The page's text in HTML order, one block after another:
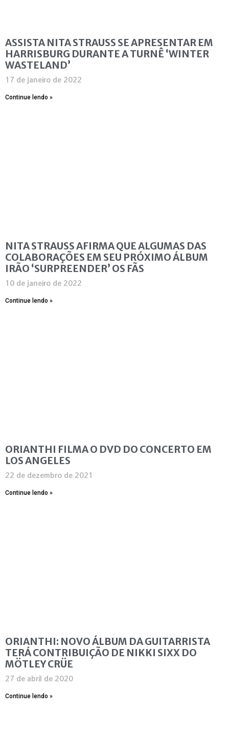
ASSISTA NITA STRAUSS SE APRESENTAR EM
HARRISBURG DURANTE A TURNÊ ‘WINTER
WASTELAND’
17 de janeiro de 2022
Continue lendo »
NITA STRAUSS AFIRMA QUE ALGUMAS DAS
COLABORAÇÕES EM SEU PRÓXIMO ÁLBUM
IRÃO ‘SURPREENDER’ OS FÃS
10 de janeiro de 2022
Continue lendo »
ORIANTHI FILMA O DVD DO CONCERTO EM
LOS ANGELES
22 de dezembro de 2021
Continue lendo »
ORIANTHI: NOVO ÁLBUM DA GUITARRISTA
TERÁ CONTRIBUIÇÃO DE NIKKI SIXX DO
MÖTLEY CRÜE
27 de abril de 2020
Continue lendo »